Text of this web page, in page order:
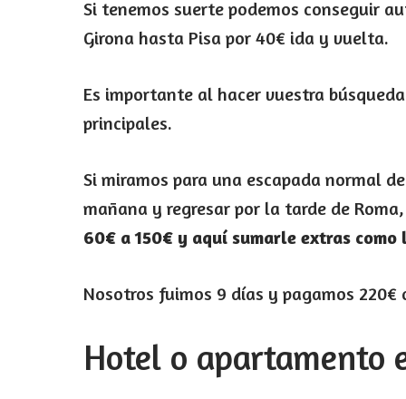
Si tenemos suerte podemos conseguir
Girona hasta Pisa por 40€ ida y vuelta.
Es importante al hacer vuestra
principales.
Si miramos para una escapada normal
mañana y regresar por la tarde de
60€ a 150€ y aquí sumarle extras
Nosotros fuimos 9 días y pagamos
Hotel o apartamento